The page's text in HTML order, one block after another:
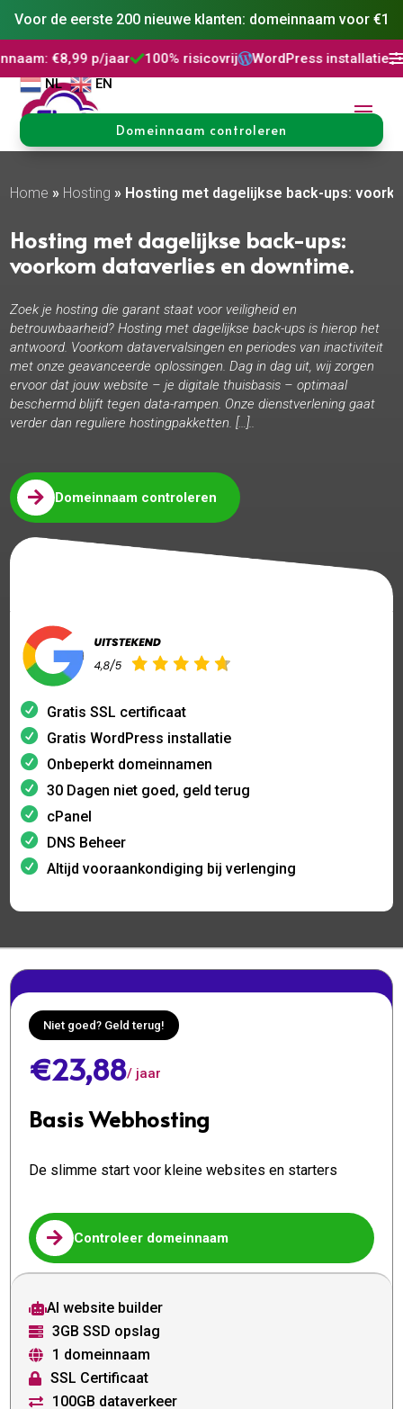
Voor de eerste 200 nieuwe klanten: domeinnaam voor €1
p/jaar100% risicovrij WordPress installatieDNS
NL
EN
Domeinnaam controleren
Home » Hosting » Hosting met dagelijkse back-ups:
Hosting met dagelijkse back-ups:
voorkom dataverlies en downtime.​
Zoek je hosting die garant staat voor veiligheid en
betrouwbaarheid? Hosting met dagelijkse back-ups is hierop het
antwoord. Voorkom datavervalsingen en periodes van inactiviteit
met onze geavanceerde oplossingen. Dag in dag uit, wij zorgen
ervoor dat jouw website – je digitale thuisbasis – optimaal
beschermd blijft tegen data-rampen. Onze dienstverlening gaat
verder dan reguliere hostingpakketten. […]..
 Domeinnaam controleren
Gratis SSL certificaat
Gratis WordPress installatie
Onbeperkt domeinnamen
30 Dagen niet goed, geld terug
cPanel
DNS Beheer
Altijd vooraankondiging bij verlenging
Niet goed? Geld terug!
€23,88/ jaar
Basis Webhosting
De slimme start voor kleine websites en starters
 Controleer domeinnaam
AI website builder
 3GB SSD opslag
 1 domeinnaam
 SSL Certificaat
 100GB dataverkeer